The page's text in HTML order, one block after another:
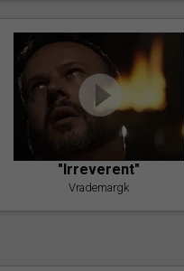
"Irreverent"
Vrademargk